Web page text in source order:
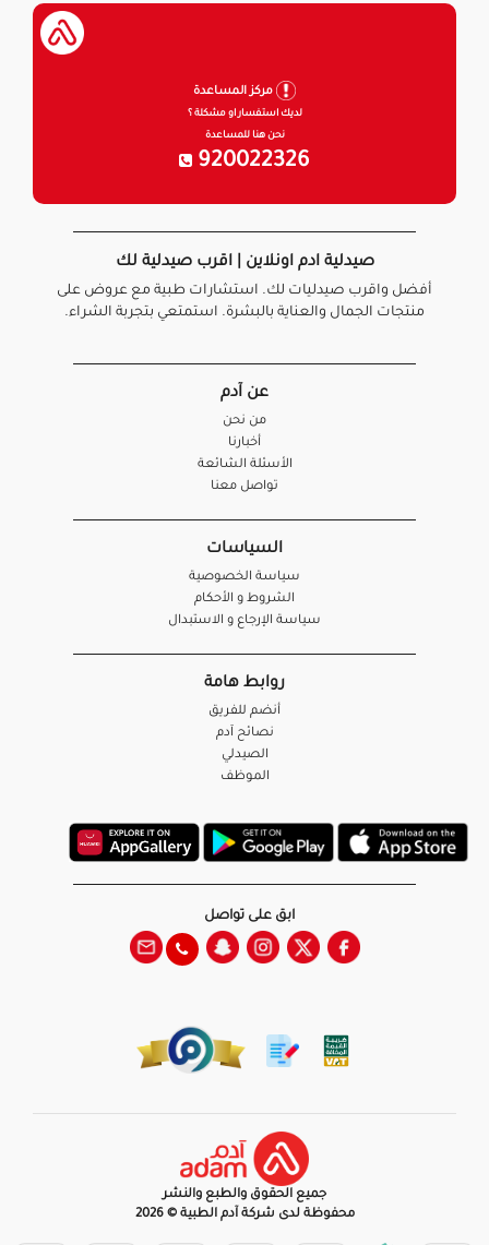
مركز المساعدة
لديك استفسار او مشكلة ؟
نحن هنا للمساعدة
920022326
صيدلية ادم اونلاين | اقرب صيدلية لك
أفضل واقرب صيدليات لك. استشارات طبية مع عروض على
منتجات الجمال والعناية بالبشرة. استمتعي بتجربة الشراء.
عن آدم
من نحن
أخبارنا
الأسئلة الشائعة
تواصل معنا
السياسات
سياسة الخصوصية
الشروط و الأحكام
سياسة الإرجاع و الاستبدال
روابط هامة
أنضم للفريق
نصائح آدم
الصيدلي
الموظف
ابق على تواصل
جميع الحقوق والطبع والنشر
محفوظة لدى شركة آدم الطبية © 2026